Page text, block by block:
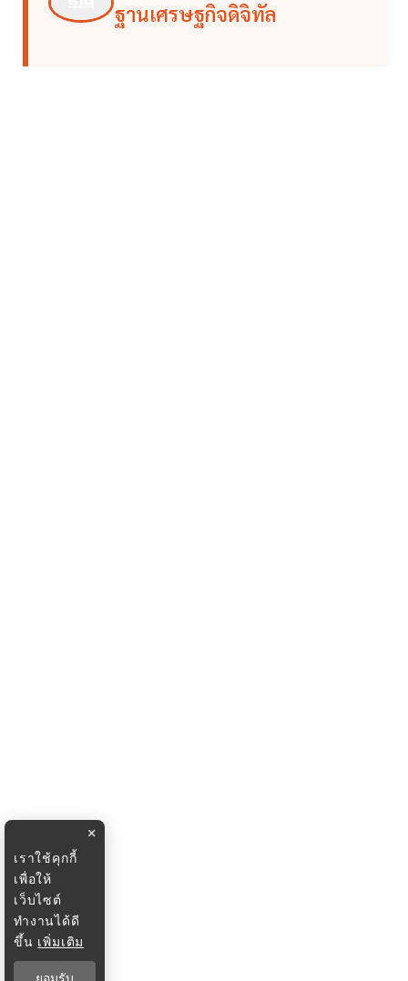
ฐานเศรษฐกิจดิจิทัล
×
เราใช้คุกกี้
เพื่อให้
เว็บไซต์
ทำงานได้ดี
ขึ้น เพิ่มเติม